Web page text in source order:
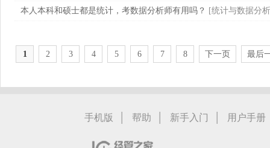
本人本科和硕士都是统计，考数据分析师有用吗？ [统计与数据分析
1 2 3 4 5 6 7 8 下一页 最后
手机版 | 帮助 | 新手入门 | 用户手册